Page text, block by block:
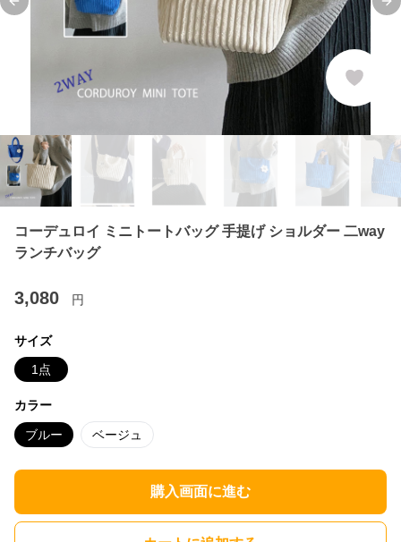
Previous slide
コーデュロイ ミニトートバッグ 手提げ ショルダー 二way
ランチバッグ
3,080 円
サイズ
1点
カラー
ブルー ベージュ
購入画面に進む